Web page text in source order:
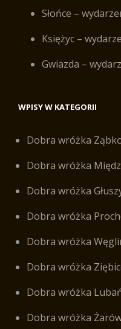
Słońce –
Księżyc –
Gwiazda –
WPISY W KATEGORII
Dobra wróżka
Dobra wróżka
Dobra wróżka
Dobra wróżka
Dobra wróżka
Dobra wróżka
Dobra wróżka
Dobra wróżka